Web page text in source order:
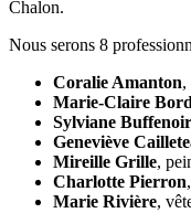
Chalon.
Nous serons 8
Coralie Amanton,
Marie-Claire
Sylviane Buffenoir
Geneviève
Mireille Grille,
Charlotte Pierron
Marie Rivière,